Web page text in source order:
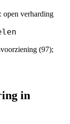
open verharding
(97);
in